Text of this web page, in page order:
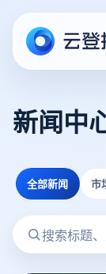
新闻中
全部新闻 市